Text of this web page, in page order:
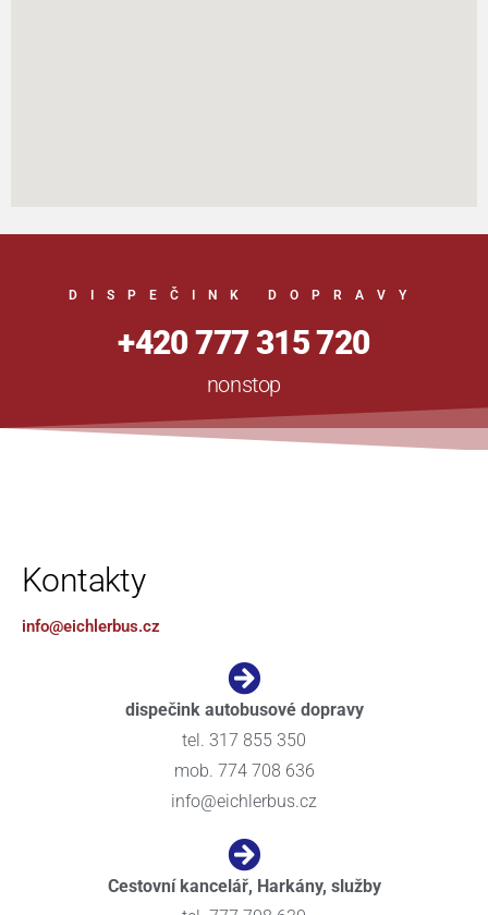
DISPEČINK DOPRAVY
+420 777 315 720
nonstop
Kontakty
info@eichlerbus.cz
dispečink autobusové dopravy
tel. 317 855 350
mob. 774 708 636
info@eichlerbus.cz
Cestovní kancelář, Harkány, služby